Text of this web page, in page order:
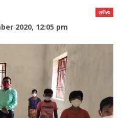
ଓଡିଶା
2020, 12:05 pm